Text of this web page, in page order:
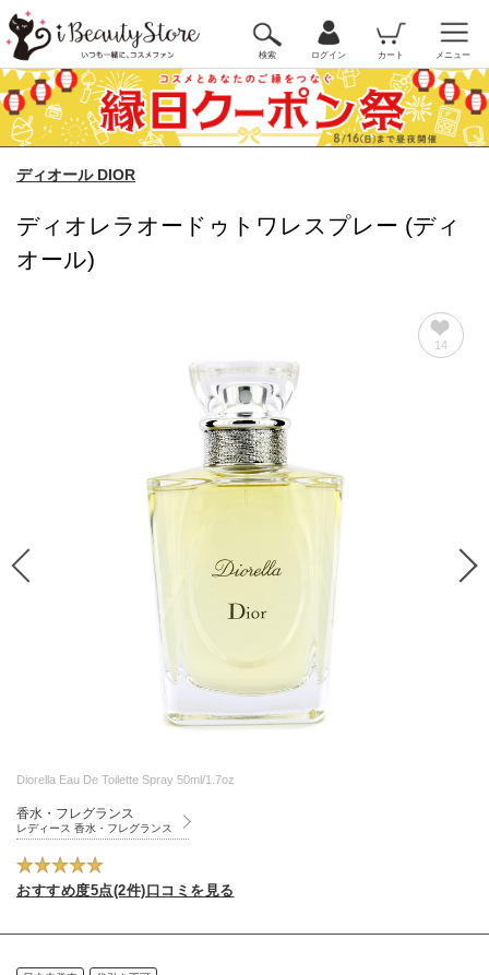
検索 ログイン カート メニュー
ディオール DIOR
ディオレラオードゥトワレスプレー (ディ
オール)
14
Diorella Eau De Toilette Spray 50ml/1.7oz
香水・フレグランス
レディース 香水・フレグランス
おすすめ度5点(2件)口コミを見る